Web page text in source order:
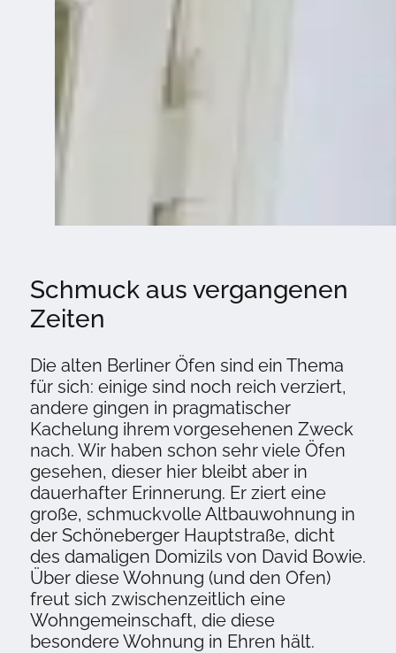
Schmuck aus vergangenen
Zeiten
Die alten Berliner Öfen sind ein Thema
für sich: einige sind noch reich verziert,
andere gingen in pragmatischer
Kachelung ihrem vorgesehenen Zweck
nach. Wir haben schon sehr viele Öfen
gesehen, dieser hier bleibt aber in
dauerhafter Erinnerung. Er ziert eine
große, schmuckvolle Altbauwohnung in
der Schöneberger Hauptstraße, dicht
des damaligen Domizils von David Bowie.
Über diese Wohnung (und den Ofen)
freut sich zwischenzeitlich eine
Wohngemeinschaft, die diese
besondere Wohnung in Ehren hält.